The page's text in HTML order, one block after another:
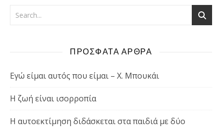
ΠΡΟΣΦΑΤΑ ΑΡΘΡΑ
Εγώ είμαι αυτός που είμαι – Χ. Μπουκάι
Η ζωή είναι ισορροπία
Η αυτοεκτίμηση διδάσκεται στα παιδιά με δύο